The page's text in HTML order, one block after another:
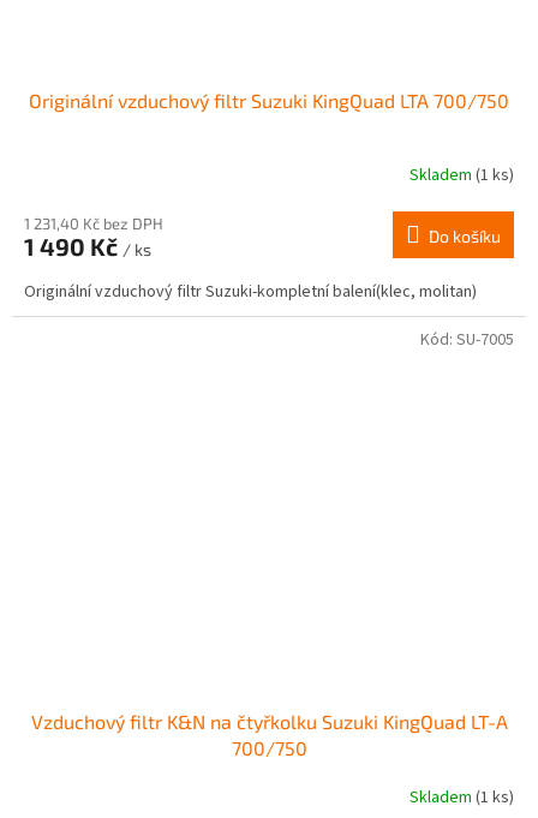
Originální vzduchový filtr Suzuki KingQuad LTA 700/750
produktu
je
z
5
Skladem(1 ks)
1 231,40 Kč bez DPH
1 490 Kč / ks
Do košíku
Originální vzduchový filtr Suzuki-kompletní balení(klec, molitan)
Vzduchový filtr K&N na čtyřkolku Suzuki KingQuad LT-A
700/750
Skladem (1 ks)
Kód: SU-7005